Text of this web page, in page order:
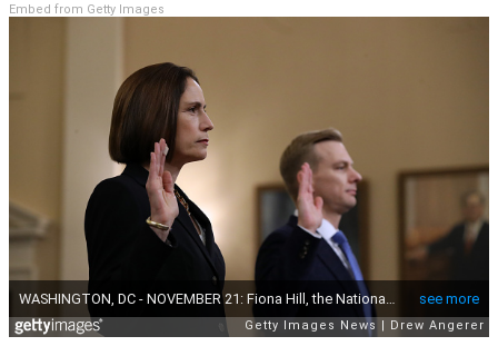
Embed from Getty Images